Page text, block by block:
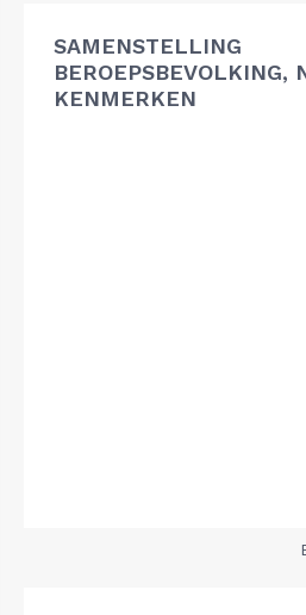
SAMENSTELLING
BEROEPSBEVOLKING,
KENMERKEN